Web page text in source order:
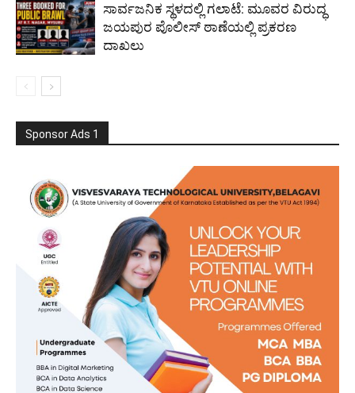
ಸಾರ್ವಜನಿಕ ಸ್ಥಳದಲ್ಲಿ ಗಲಾಟೆ: ಮೂವರ ವಿರುದ್ಧ
ಜಯಪುರ ಪೊಲೀಸ್ ಠಾಣೆಯಲ್ಲಿ ಪ್ರಕರಣ
ದಾಖಲು
Sponsor Ads 1